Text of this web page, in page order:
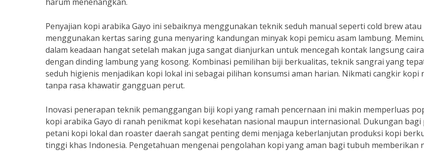
Penyajian kopi arabika Gayo ini sebaiknya menggunakan teknik seduh manual seperti cold brew atau
menggunakan kertas saring guna menyaring kandungan minyak kopi pemicu asam lambung.
dalam keadaan hangat setelah makan juga sangat dianjurkan untuk mencegah kontak langsung
dengan dinding lambung yang kosong. Kombinasi pemilihan biji berkualitas, teknik sangrai yang
seduh higienis menjadikan kopi lokal ini sebagai pilihan konsumsi aman harian. Nikmati cangkir kopi
tanpa rasa khawatir gangguan perut.
Inovasi penerapan teknik pemanggangan biji kopi yang ramah pencernaan ini makin memperluas
kopi arabika Gayo di ranah penikmat kopi kesehatan nasional maupun internasional. Dukungan bagi
petani kopi lokal dan roaster daerah sangat penting demi menjaga keberlanjutan produksi kopi
tinggi khas Indonesia. Pengetahuan mengenai pengolahan kopi yang aman bagi tubuh memberikan